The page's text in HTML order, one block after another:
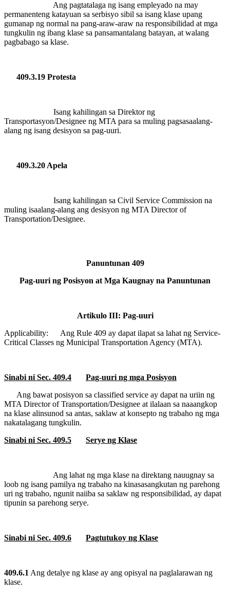
Ang pagtatalaga ng isang empleyado na may
permanenteng katayuan sa serbisyo sibil sa isang klase upang
gumanap ng normal na pang-araw-araw na responsibilidad at mga
tungkulin ng ibang klase sa pansamantalang batayan, at walang
pagbabago sa klase.
409.3.19 Protesta
Isang kahilingan sa Direktor ng
Transportasyon/Designee ng MTA para sa muling pagsasaalang-
alang ng isang desisyon sa pag-uuri.
409.3.20 Apela
Isang kahilingan sa Civil Service Commission na
muling isaalang-alang ang desisyon ng MTA Director of
Transportation/Designee.
Panuntunan 409
Pag-uuri ng Posisyon at Mga Kaugnay na Panuntunan
Artikulo III: Pag-uuri
Applicability:
Ang Rule 409 ay dapat ilapat sa lahat ng Service-
Critical Classes ng Municipal Transportation Agency (MTA).
Sinabi ni Sec. 409.4
Pag-uuri ng mga Posisyon
Ang bawat posisyon sa classified service ay dapat na uriin ng
MTA Director of Transportation/Designee at ilalaan sa naaangkop
na klase alinsunod sa antas, saklaw at konsepto ng trabaho ng mga
nakatalagang tungkulin.
Sinabi ni Sec. 409.5
Serye ng Klase
Ang lahat ng mga klase na direktang nauugnay sa
loob ng isang pamilya ng trabaho na kinasasangkutan ng parehong
uri ng trabaho, ngunit naiiba sa saklaw ng responsibilidad, ay dapat
tipunin sa parehong serye.
Sinabi ni Sec. 409.6 Pagtutukoy ng Klase
409.6.1 Ang detalye ng klase ay ang opisyal na paglalarawan ng
klase.